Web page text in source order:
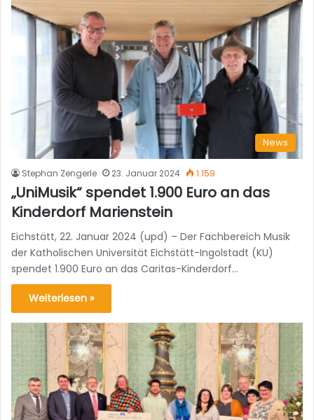
News
Stephan Zengerle 23. Januar 2024 1.159
„UniMusik“ spendet 1.900 Euro an das
Kinderdorf Marienstein
Eichstätt, 22. Januar 2024 (upd) – Der Fachbereich Musik
der Katholischen Universität Eichstätt-Ingolstadt (KU)
spendet 1.900 Euro an das Caritas-Kinderdorf…
Weiterlesen »